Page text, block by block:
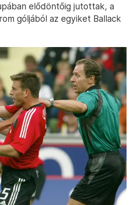
elődöntőig jutottak, a
góljából az egyiket Ballack